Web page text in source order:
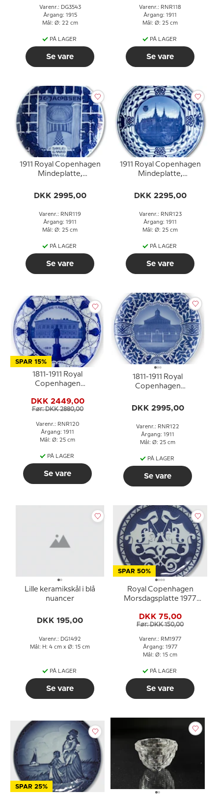
Varenr.: DG3543
Årgang: 1915
Mål: Ø: 22 cm
PÅ LAGER
Se vare
Varenr.: RNR118
Årgang: 1911
Mål: Ø: 25 cm
PÅ LAGER
Se vare
1911 Royal Copenhagen
Mindeplatte,
SØJLEGAARD PAA
DKK 2995,00
Varenr.: RNR119
Årgang: 1911
Mål: Ø: 25 cm
PÅ LAGER
Se vare
1911 Royal Copenhagen
Mindeplatte,
DKK 2295,00
Varenr.: RNR123
Årgang: 1911
Mål: Ø: 25 cm
PÅ LAGER
Se vare
SPAR 15%
1811-1911 Royal
Copenhagen
CARLSBERG
LABORATORIUM
J.C.JACOBSEN 2.
SEPTEMBER 1811-191
DKK 2449,00
Før: DKK 2880,00
Varenr.: RNR120
Årgang: 1911
Mål: Ø: 25 cm
PÅ LAGER
Se vare
1811-1911 Royal
Copenhagen
Palmehuset i Botanisk
DKK 2995,00
Varenr.: RNR122
Årgang: 1911
Mål: Ø: 25 cm
PÅ LAGER
Se vare
Lille keramikskål i blå
nuancer
DKK 195,00
Varenr.: DG1492
Mål: H: 4 cm x Ø: 15 cm
PÅ LAGER
Se vare
SPAR 50%
Royal Copenhagen
Morsdagsplatte 1977
DKK 75,00
Før: DKK 150,00
Varenr.: RM1977
Årgang: 1977
Mål: Ø: 15 cm
PÅ LAGER
Se vare
SPAR 25%